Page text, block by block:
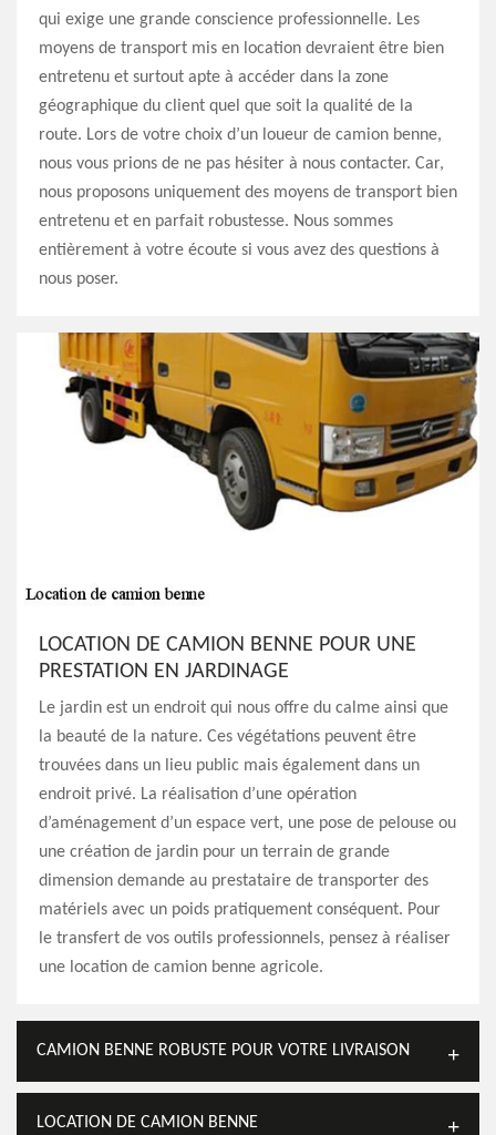
qui exige une grande conscience professionnelle. Les
moyens de transport mis en location devraient être bien
entretenu et surtout apte à accéder dans la zone
géographique du client quel que soit la qualité de la
route. Lors de votre choix d’un loueur de camion benne,
nous vous prions de ne pas hésiter à nous contacter. Car,
nous proposons uniquement des moyens de transport bien
entretenu et en parfait robustesse. Nous sommes
entièrement à votre écoute si vous avez des questions à
nous poser.
LOCATION DE CAMION BENNE POUR UNE
PRESTATION EN JARDINAGE
Le jardin est un endroit qui nous offre du calme ainsi que
la beauté de la nature. Ces végétations peuvent être
trouvées dans un lieu public mais également dans un
endroit privé. La réalisation d’une opération
d’aménagement d’un espace vert, une pose de pelouse ou
une création de jardin pour un terrain de grande
dimension demande au prestataire de transporter des
matériels avec un poids pratiquement conséquent. Pour
le transfert de vos outils professionnels, pensez à réaliser
une location de camion benne agricole.
CAMION BENNE ROBUSTE POUR VOTRE LIVRAISON
LOCATION DE CAMION BENNE